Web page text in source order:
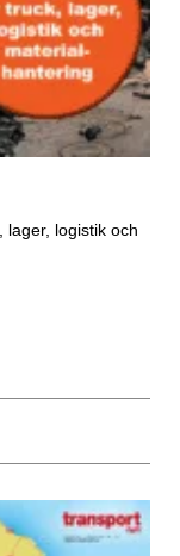
lager, logistik och